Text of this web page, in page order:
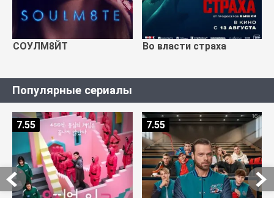
СОУЛМ8ЙТ Во власти страха
Популярные сериалы
7.55 7.55